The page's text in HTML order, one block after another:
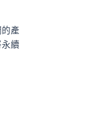
產
續